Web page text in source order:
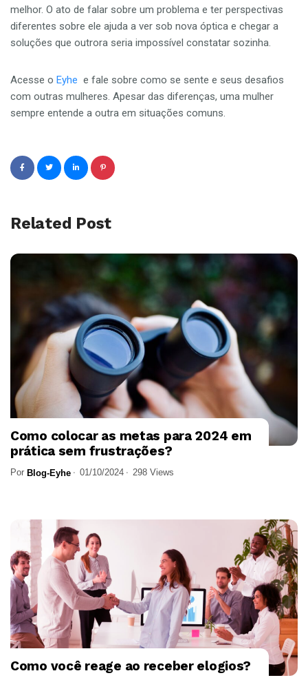
melhor. O ato de falar sobre um problema e ter perspectivas
diferentes sobre ele ajuda a ver sob nova óptica e chegar a
soluções que outrora seria impossível constatar sozinha.
Acesse o Eyhe e fale sobre como se sente e seus desafios
com outras mulheres. Apesar das diferenças, uma mulher
sempre entende a outra em situações comuns.
Related Post
Como colocar as metas para 2024 em
prática sem frustrações?
Por Blog-Eyhe 01/10/2024 298 Views
Como você reage ao receber elogios?